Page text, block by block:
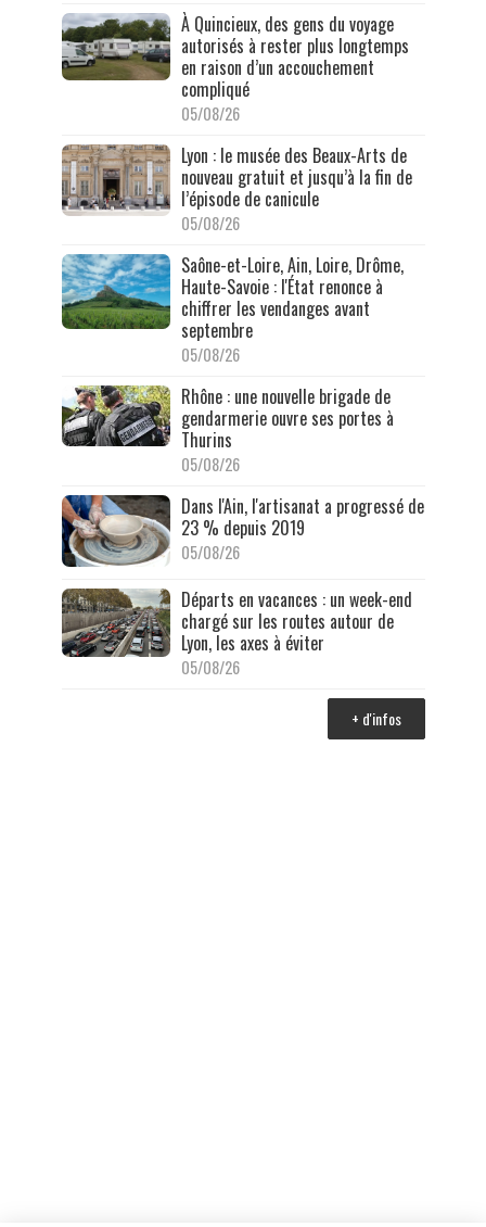
À Quincieux, des gens du voyage
autorisés à rester plus longtemps
en raison d’un accouchement
compliqué
05/08/26
Lyon : le musée des Beaux-Arts de
nouveau gratuit et jusqu’à la fin de
l’épisode de canicule
05/08/26
Saône-et-Loire, Ain, Loire, Drôme,
Haute-Savoie : l'État renonce à
chiffrer les vendanges avant
septembre
05/08/26
Rhône : une nouvelle brigade de
gendarmerie ouvre ses portes à
Thurins
05/08/26
Dans l'Ain, l'artisanat a progressé de
23 % depuis 2019
05/08/26
Départs en vacances : un week-end
chargé sur les routes autour de
Lyon, les axes à éviter
05/08/26
+ d'infos